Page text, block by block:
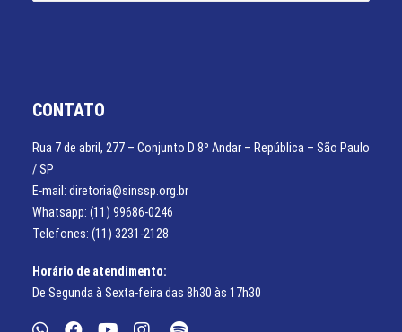
CONTATO
Rua 7 de abril, 277 – Conjunto D 8º Andar – República – São Paulo
/ SP
E-mail: diretoria@sinssp.org.br
Whatsapp: (11) 99686-0246
Telefones: (11) 3231-2128
Horário de atendimento:
De Segunda à Sexta-feira das 8h30 às 17h30